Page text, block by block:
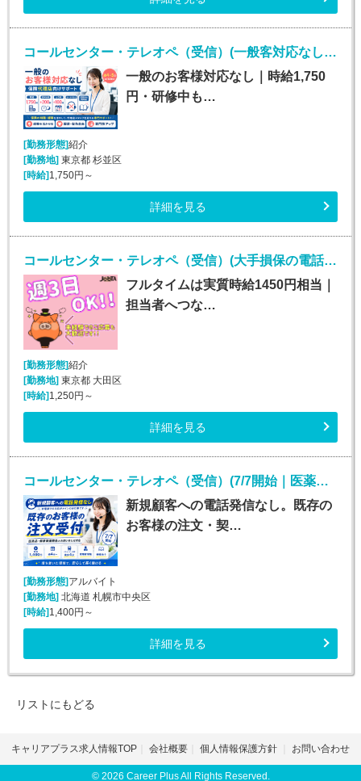
コールセンター・テレオペ（受信）(一般客対応なしの保険代理店カスタマーサポート)
一般のお客様対応なし｜時給1,750
円・研修中も…
[勤務形態]紹介
[勤務地]東京都 杉並区
[時給]1,750円～
詳細を見る
コールセンター・テレオペ（受信）(大手損保の電話取次ぎ｜土日祝休み*契約社員)
フルタイムは実質時給1450円相当｜
担当者へつな…
[勤務形態]紹介
[勤務地] 東京都 大田区
[時給] 1,250円～
詳細を見る
コールセンター・テレオペ（受信）(7/7開始｜医薬品通販の注文・契約サポート｜週4日～)
新規顧客への電話発信なし。既存の
お客様の注文・契…
[勤務形態]アルバイト
[勤務地]北海道 札幌市中央区
[時給]1,400円～
詳細を見る
リストにもどる
キャリアプラス求人情報TOP 会社概要 個人情報保護方針 お問い合わせ
© 2026 Career Plus All Rights Reserved.